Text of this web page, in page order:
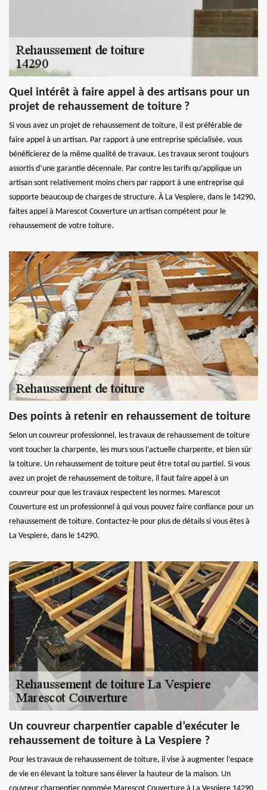
Quel intérêt à faire appel à des artisans pour un
projet de rehaussement de toiture ?
Si vous avez un projet de rehaussement de toiture, il est préférable de
faire appel à un artisan. Par rapport à une entreprise spécialisée, vous
bénéficierez de la même qualité de travaux. Les travaux seront toujours
assortis d’une garantie décennale. Par contre les tarifs qu’applique un
artisan sont relativement moins chers par rapport à une entreprise qui
supporte beaucoup de charges de structure. À La Vespiere, dans le 14290,
faites appel à Marescot Couverture un artisan compétent pour le
rehaussement de votre toiture.
Des points à retenir en rehaussement de toiture
Selon un couvreur professionnel, les travaux de rehaussement de toiture
vont toucher la charpente, les murs sous l’actuelle charpente, et bien sûr
la toiture. Un rehaussement de toiture peut être total ou partiel. Si vous
avez un projet de rehaussement de toiture, il faut faire appel à un
couvreur pour que les travaux respectent les normes. Marescot
Couverture est un professionnel à qui vous pouvez faire confiance pour un
rehaussement de toiture. Contactez-le pour plus de détails si vous êtes à
La Vespiere, dans le 14290.
Un couvreur charpentier capable d’exécuter le
rehaussement de toiture à La Vespiere ?
Pour les travaux de rehaussement de toiture, il vise à augmenter l’espace
de vie en élevant la toiture sans élever la hauteur de la maison. Un